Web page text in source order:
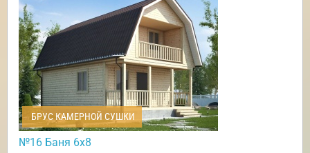
БРУС КАМЕРНОЙ СУШКИ
№16 Баня 6х8